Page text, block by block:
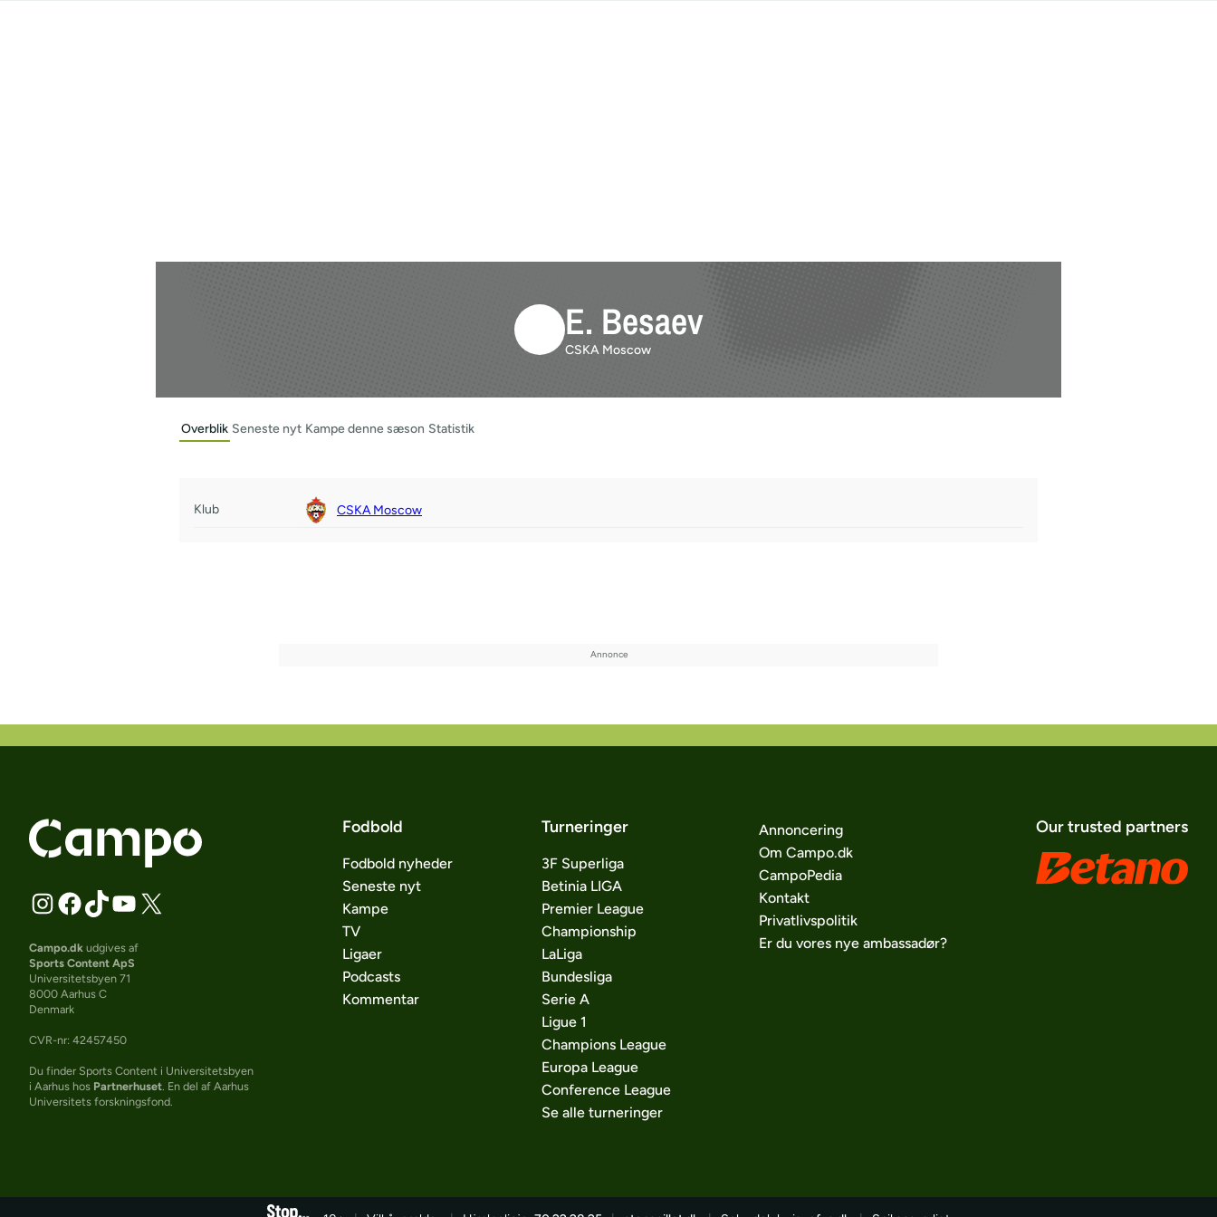
E. Besaev
CSKA Moscow
Overblik Seneste nyt Kampe denne sæson Statistik
Klub CSKA Moscow
Campo.dk udgives af
Sports Content ApS
Universitetsbyen 71
8000 Aarhus C
Denmark
CVR-nr: 42457450
Du finder Sports Content i Universitetsbyen
i Aarhus hos Partnerhuset . En del af Aarhus
Universitets forskningsfond.
Fodbold
Fodbold nyheder
Seneste nyt
Kampe
TV
Ligaer
Podcasts
Kommentar
Turneringer
3F Superliga
Betinia LIGA
Premier League
Championship
LaLiga
Bundesliga
Serie A
Ligue 1
Champions League
Europa League
Conference League
Se alle turneringer
Annoncering
Om Campo.dk
CampoPedia
Kontakt
Privatlivspolitik
Er du vores nye ambassadør?
Our trusted partners